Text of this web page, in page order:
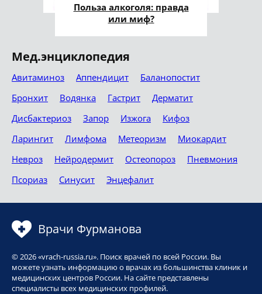
Польза алкоголя: правда
или миф?
Мед.энциклопедия
Авитаминоз Аппендицит
Баланопостит
Бронхит
Водянка Гастрит
Дерматит
Дисбактериоз
Запор Изжога
Кифоз
Ларингит
Лимфома Метеоризм
Миокардит
Невроз
Нейродермит Остеопороз
Пневмония
Псориаз
Синусит Энцефалит
Врачи Фурманова
© 2026 «vrach-russia.ru». Поиск врачей по всей России. Вы
можете узнать информацию о врачах из большинства клиник и
медицинских центров России. На сайте представлены
специалисты всех медицинских профилей.